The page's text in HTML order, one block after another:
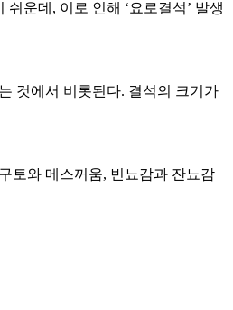
운데, 이로 인해 ‘요로결석’ 발생
것에서 비롯된다. 결석의 크기가
토와 메스꺼움, 빈뇨감과 잔뇨감